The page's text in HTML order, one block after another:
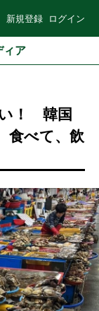
新規登録 ログイン
ィア
！ 韓国
食べて、飲